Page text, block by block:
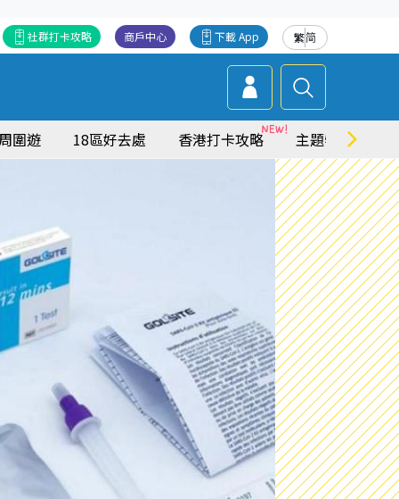
繁简
下載 App
商戶中心
社群打卡攻略
圍遊 18區好去處 香港打卡攻略 主題特集